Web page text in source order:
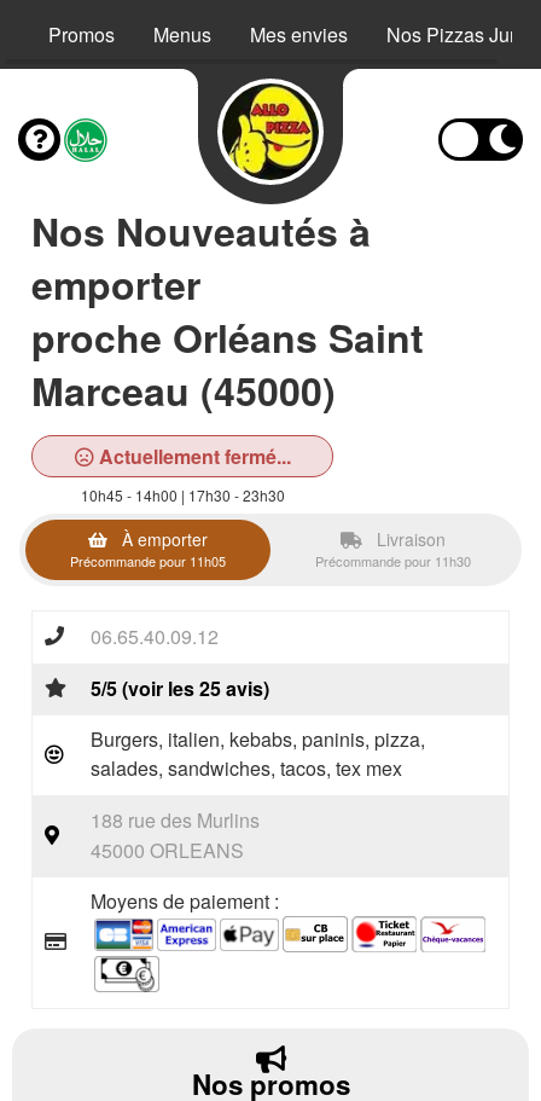
Promos Menus Mes envies Nos Pizzas Junior
Nos Nouveautés à
emporter
proche Orléans Saint
Marceau (45000)
Actuellement fermé...
10h45 - 14h00 | 17h30 - 23h30
À emporter
Précommande pour 11h05
Livraison
Précommande pour 11h30
06.65.40.09.12
5/5 (voir les 25 avis)
Burgers, italien, kebabs, paninis, pizza,
salades, sandwiches, tacos, tex mex
188 rue des Murlins
45000 ORLEANS
Moyens de paiement :
Nos promos